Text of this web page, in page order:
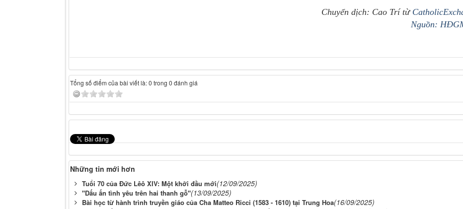
Chuyển dịch: Cao Trí từ
Nguồn:
Tổng số điểm của bài viết là: 0 trong 0 đánh giá
Những tin mới hơn
Tuổi 70 của Đức Lêô XIV: Một khởi đầu mới(12/09/2025)
"Dấu ấn tình yêu trên hai thanh gỗ"(13/09/2025)
Bài học từ hành trình truyền giáo của Cha Matteo Ricci (1583 - 1610) tại Trung Hoa(16/09/2025)